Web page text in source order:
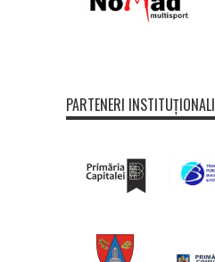
PARTENERI INSTITUȚIONALI